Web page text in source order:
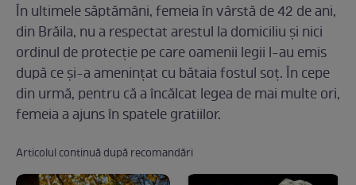
În ultimele săptămâni, femeia în vârstă de 42 de ani,
din Brăila, nu a respectat arestul la domiciliu și nici
ordinul de protecție pe care oamenii legii l-au emis
după ce și-a amenințat cu bătaia fostul soț. În cepe
din urmă, pentru că a încălcat legea de mai multe ori,
femeia a ajuns în spatele gratiilor.
Articolul continuă după recomandări